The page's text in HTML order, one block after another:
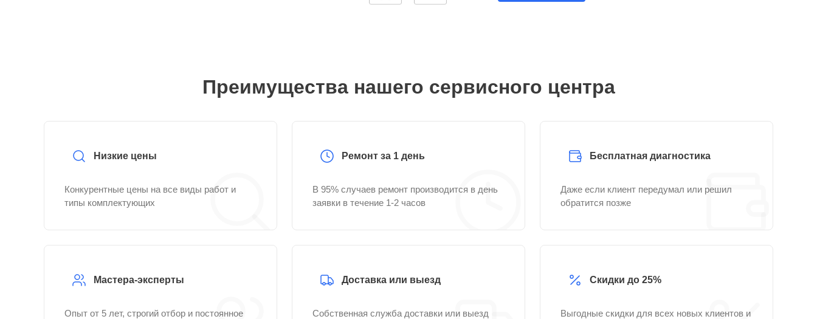
Преимущества нашего сервисного центра
Низкие цены
Конкурентные цены на все виды работ и
типы комплектующих
Ремонт за 1 день
В 95% случаев ремонт производится в день
заявки в течение 1-2 часов
Бесплатная диагностика
Даже если клиент передумал или решил
обратится позже
Мастера-эксперты
Опыт от 5 лет, строгий отбор и постоянное
Доставка или выезд
Собственная служба доставки или выезд
Скидки до 25%
Выгодные скидки для всех новых клиентов и